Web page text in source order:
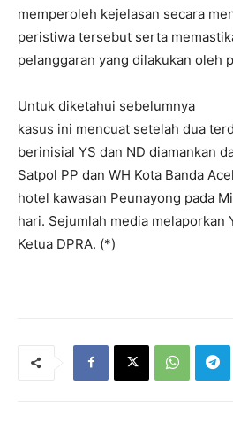
memperoleh kejelasan secara
peristiwa tersebut serta
pelanggaran yang dilakukan oleh
Untuk diketahui sebelumnya
kasus ini mencuat setelah dua
berinisial YS dan ND diamankan
Satpol PP dan WH Kota Banda
hotel kawasan Peunayong pada
hari. Sejumlah media melaporkan
Ketua DPRA. (*)